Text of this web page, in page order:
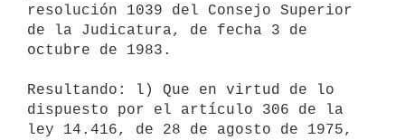
resolución 1039 del Consejo Superior
de la Judicatura, de fecha 3 de
octubre de 1983.
Resultando: l) Que en virtud de lo
dispuesto por el artículo 306 de la
ley 14.416, de 28 de agosto de 1975,